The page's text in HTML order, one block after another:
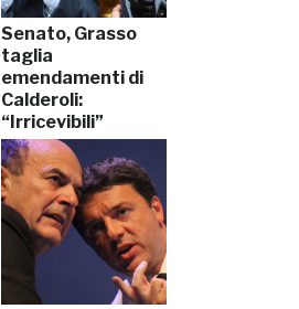
Senato, Grasso
taglia
emendamenti di
Calderoli:
“Irricevibili”